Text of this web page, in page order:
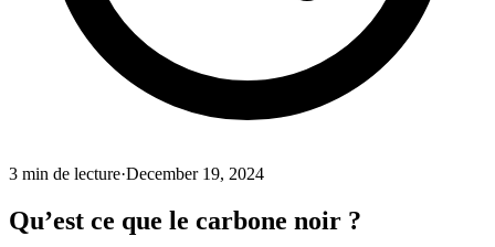
3 min de lecture·December 19, 2024
Qu’est ce que le carbone noir ?